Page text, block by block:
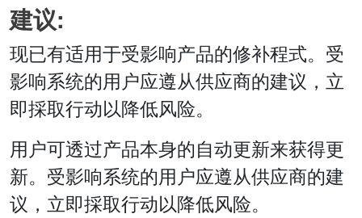
建议:
现已有适用于受影响产品的修补程式。受
影响系统的用户应遵从供应商的建议，立
即採取行动以降低风险。
用户可透过产品本身的自动更新来获得更
新。受影响系统的用户应遵从供应商的建
议，立即採取行动以降低风险。